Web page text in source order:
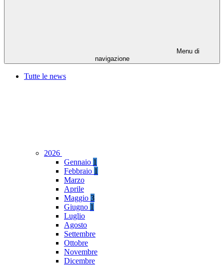
Menu di
navigazione
Tutte le news
2026
Gennaio 1
Febbraio 1
Marzo
Aprile
Maggio 3
Giugno 1
Luglio
Agosto
Settembre
Ottobre
Novembre
Dicembre